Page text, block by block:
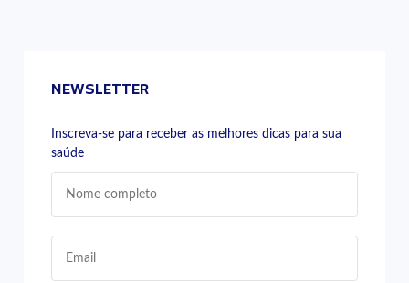
NEWSLETTER
Inscreva-se para receber as melhores dicas para sua
saúde